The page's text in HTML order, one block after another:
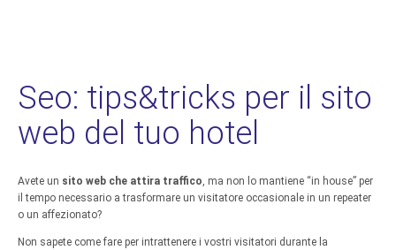
Seo: tips&tricks per il sito
web del tuo hotel
Avete un sito web che attira traffico, ma non lo mantiene “in house” per
il tempo necessario a trasformare un visitatore occasionale in un repeater
o un affezionato?
Non sapete come fare per intrattenere i vostri visitatori durante la